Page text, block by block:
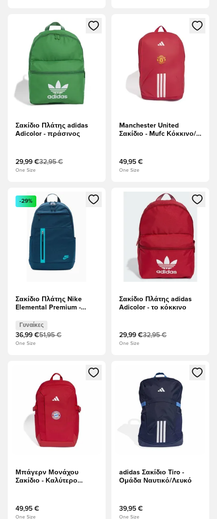
Ανοίγει ένα Modal για να συνδεθείτε ή να εγγραφείτε ως
Σακίδιο Πλάτης adidas
Adicolor - πράσινος
29,99 €32,95 €
One Size
Ανοίγει ένα Modal για να
Manchester United
Σακίδιο - Mufc Κόκκινο/
49,95 €
One Size
Ανοίγει ένα Modal για να συνδεθείτε ή να εγγραφείτε ως
-29%
Σακίδιο Πλάτης Nike
Elemental Premium -
Γυναίκες
36,99 €51,95 €
One Size
Ανοίγει ένα Modal για να
Σακίδιο Πλάτης adidas
Adicolor - το κόκκινο
29,99 €32,95 €
One Size
Ανοίγει ένα Modal για να συνδεθείτε ή να εγγραφείτε ως
Μπάγερν Μονάχου
Σακίδιο - Καλύτερο
49,95 €
One Size
Ανοίγει ένα Modal για να
adidas Σακίδιο Tiro -
Ομάδα Ναυτικό/Λευκό
39,95 €
One Size